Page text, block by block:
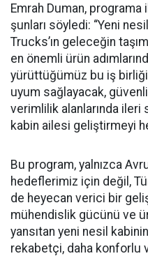
Emrah Duman,
şunları söyledi: “Yeni
Trucks’ın geleceğin
en önemli ürün
yürüttüğümüz bu iş
uyum sağlayacak,
verimlilik alanlarında
kabin ailesi geliştirmeyi
Bu program, yalnızca
hedeflerimiz için değil,
de heyecan verici bir
mühendislik gücünü ve
yansıtan yeni nesil
rekabetçi, daha konforlu